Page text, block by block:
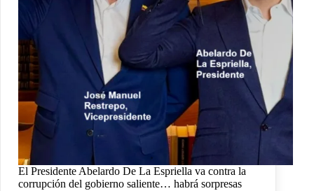
El Presidente Abelardo De La Espriella va contra la
corrupción del gobierno saliente… habrá sorpresas